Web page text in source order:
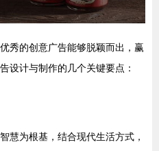
秀的创意广告能够脱颖而出，赢
设计与制作的几个关键要点：
慧为根基，结合现代生活方式，